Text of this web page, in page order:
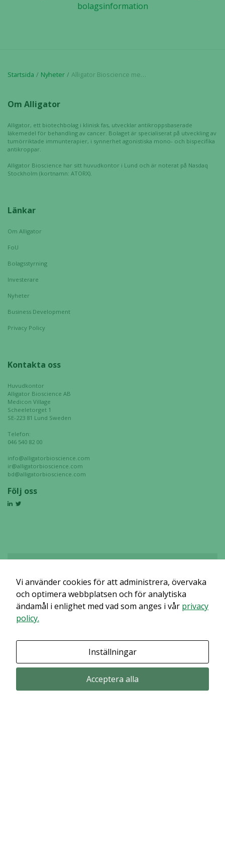
bolagsinformation
Startsida Nyheter Alligator Bioscience meddelar positiva säkerhetsdata från 900 mg doskohorten i doseskaleringsstudien med ATOR-1017 hos patienter med spridd solid cancer
Om Alligator
Alligator, ett biotechbolag i klinisk fas, utvecklar antikroppsbaserade
läkemedel för behandling av cancer. Bolaget är specialiserat på utveckling av
tumörriktade immunterapier, i synnerhet agonistiska mono- och bispecifika
antikroppar.
Alligator Bioscience har sitt huvudkontor i Lund och är noterat på Nasdaq
Stockholm (kortnamn: ATORX).
Länkar
Om Alligator
FoU
Bolagsstyrning
Investerare
Nyheter
Business Development
Privacy Policy
Kontakta oss
Huvudkontor
Alligator Bioscience AB
Medicon Village
Scheeletorget 1
SE-223 81 Lund Sweden
Telefon:
046 540 82 00
info@alligatorbioscience.com
ir@alligatorbioscience.com
bd@alligatorbioscience.com
Följ oss
Det verkar som om dina inställningar hindrar dig från att se detta
avstängt.
Vi använder cookies för att administrera, övervaka
och optimera webbplatsen och för analytiska
ändamål i enlighet med vad som anges i vår privacy
policy.
Inställningar
Acceptera alla
kommer viss
beteende när du
surfar ökar du
personligt